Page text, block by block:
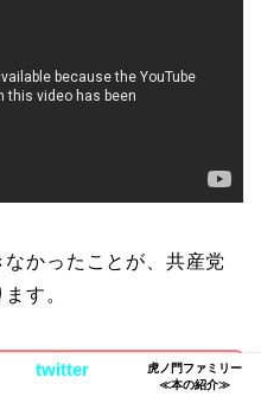
かったことが、共産党
す。
は国家主席やってもらい
twitter
虎ノ門ファミリー
≪本の紹介≫